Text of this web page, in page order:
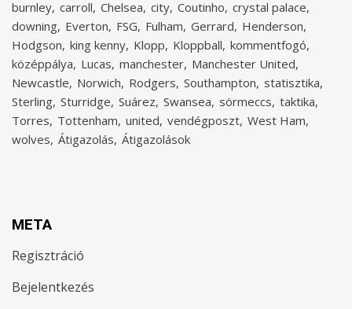
burnley carroll Chelsea city Coutinho crystal palace
downing Everton FSG Fulham Gerrard Henderson
Hodgson king kenny Klopp Kloppball kommentfogó
középpálya Lucas manchester Manchester United
Newcastle Norwich Rodgers Southampton statisztika
Sterling Sturridge Suárez Swansea sörmeccs taktika
Torres Tottenham united vendégposzt West Ham
wolves Átigazolás Átigazolások
META
Regisztráció
Bejelentkezés